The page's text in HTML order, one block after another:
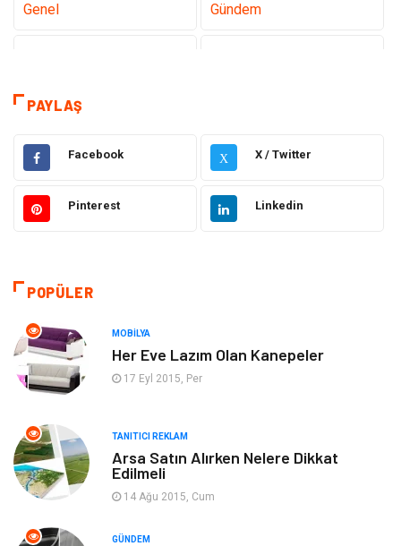
Genel Gündem
Sağlık
Dekorasyon Elektrik Elektronik
Ulaşım ve Taşımacılık Alışveriş
Gıda
Bilgisayar ve Yazılım
Giyim
Makine
Organizasyon Turizm
PAYLAŞ
Facebook X X / Twitter
Pinterest Linkedin
POPÜLER
MOBILYA
Her Eve Lazım Olan Kanepeler
17 Eyl 2015, Per
TANITICI REKLAM
Arsa Satın Alırken Nelere Dikkat
Edilmeli
14 Ağu 2015, Cum
GÜNDEM